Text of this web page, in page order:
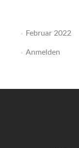
Februar 2022
Anmelden